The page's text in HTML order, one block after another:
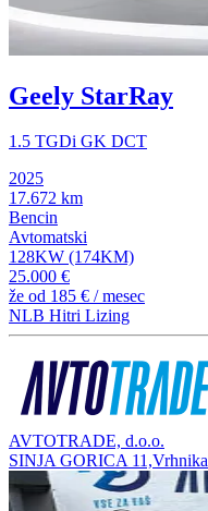
Geely StarRay
1.5 TGDi GK DCT
2025
17.672 km
Bencin
Avtomatski
128KW (174KM)
25.000 €
že od 185 € / mesec
NLB Hitri Lizing
AVTOTRADE, d.o.o.
SINJA GORICA 11,Vrhnika